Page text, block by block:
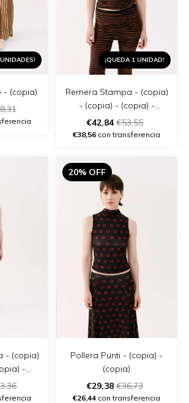
- (copia)
¡QUEDA 1 UNIDAD!
Remera Stampa - (copia)
- (copia) - (copia) -
(copia) - (copia) - (copia)
€42,84€53,55
€38,56 con transferencia
- (copia)
-
(copia)
20% OFF
Pollera Punti - (copia) -
(copia)
€29,38 €36,73
€26,44 con transferencia